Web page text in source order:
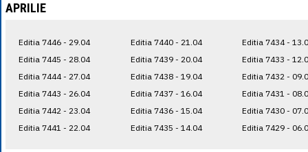
APRILIE
Editia 7446 - 29.04
Editia 7445 - 28.04
Editia 7444 - 27.04
Editia 7443 - 26.04
Editia 7442 - 23.04
Editia 7441 - 22.04
Editia 7440 - 21.04
Editia 7439 - 20.04
Editia 7438 - 19.04
Editia 7437 - 16.04
Editia 7436 - 15.04
Editia 7435 - 14.04
Editia 7434 -
Editia 7433 -
Editia 7432 -
Editia 7431 -
Editia 7430 -
Editia 7429 -